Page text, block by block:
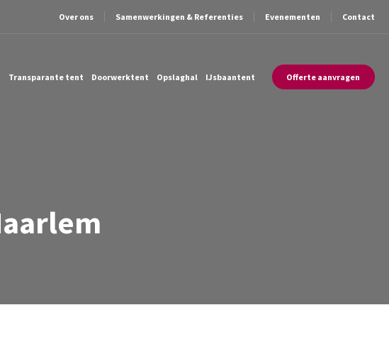
Over ons Samenwerkingen & Referenties Evenementen Contact
Transparante tent Doorwerktent Opslaghal IJsbaantent Offerte aanvragen